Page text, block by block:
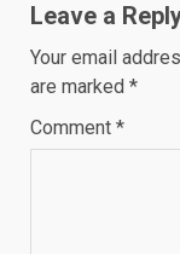
Leave a
Your email
are marked *
Comment *